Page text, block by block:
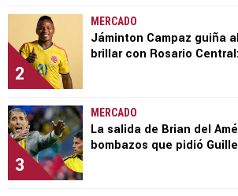
2
MERCADO
Jáminton Campaz guiña
brillar con Rosario
3
MERCADO
La salida de Brian del
bombazos que pidió